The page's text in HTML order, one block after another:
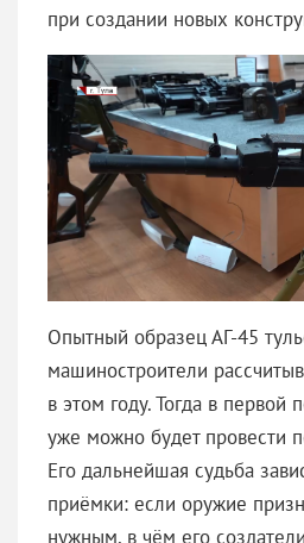
при создании новых
Опытный образец АГ-45
машиностроители
в этом году. Тогда в первой
уже можно будет провести
Его дальнейшая судьба
приёмки: если оружие
нужным, в чём его